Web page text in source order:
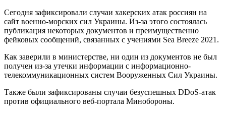
Сегодня зафиксировали случаи хакерских атак россиян на
сайт военно-морских сил Украины. Из-за этого состоялась
публикация некоторых документов и преимущественно
фейковых сообщений, связанных с учениями Sea Breeze 2021.
Как заверили в министерстве, ни один из документов не был
получен из-за утечки информации с информационно-
телекоммуникационных систем Вооруженных Сил Украины.
Также были зафиксированы случаи безуспешных DDoS-атак
против официального веб-портала Минобороны.